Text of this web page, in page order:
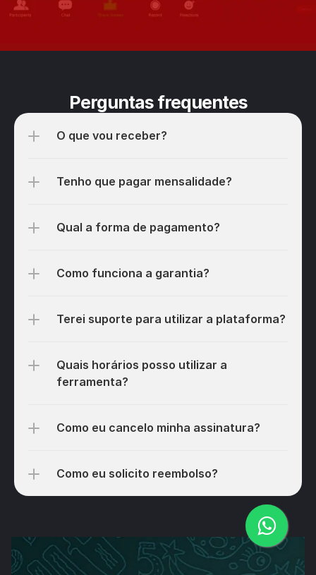
Perguntas frequentes
O que vou receber?
Tenho que pagar mensalidade?
Qual a forma de pagamento?
Como funciona a garantia?
Terei suporte para utilizar a plataforma?
Quais horários posso utilizar a
ferramenta?
Como eu cancelo minha assinatura?